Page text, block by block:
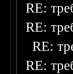
RE:
RE:
RE:
RE: